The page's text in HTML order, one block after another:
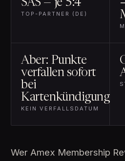
SAS — je 5:4
TOP-PARTNER (DE)
Aber: Punkte
verfallen sofort
bei
Kartenkündigung
KEIN VERFALLSDATUM
Wer Amex Membership